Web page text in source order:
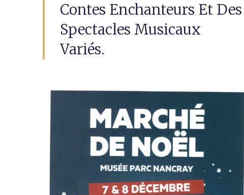
Contes Enchanteurs Et Des
Spectacles Musicaux
Variés.